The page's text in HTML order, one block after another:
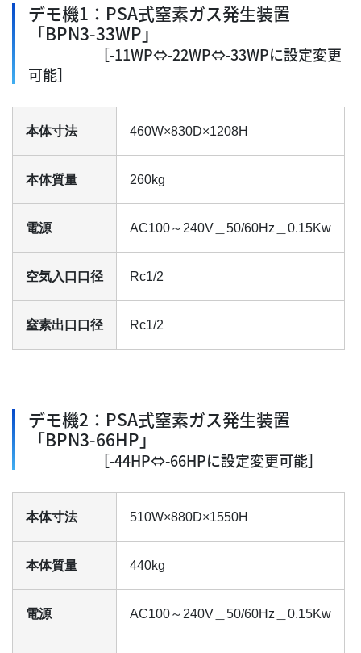
デモ機1：PSA式窒素ガス発生装置
「BPN3-33WP」
［-11WP⇔-22WP⇔-33WPに設定変更
可能］
本体寸法 460W×830D×1208H
本体質量 260kg
電源 AC100～240V＿50/60Hz＿0.15Kw
空気入口口径 Rc1/2
窒素出口口径 Rc1/2
デモ機2：PSA式窒素ガス発生装置
「BPN3-66HP」
［-44HP⇔-66HPに設定変更可能］
本体寸法 510W×880D×1550H
本体質量 440kg
電源 AC100～240V＿50/60Hz＿0.15Kw